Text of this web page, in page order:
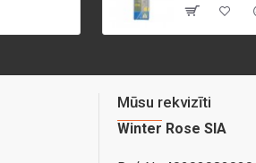
Mūsu rekvizīti
Winter Rose SIA